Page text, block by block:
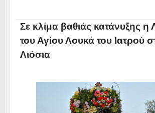
Σε κλίμα βαθιάς κατάνυξης η
του Αγίου Λουκά του Ιατρού
Λιόσια